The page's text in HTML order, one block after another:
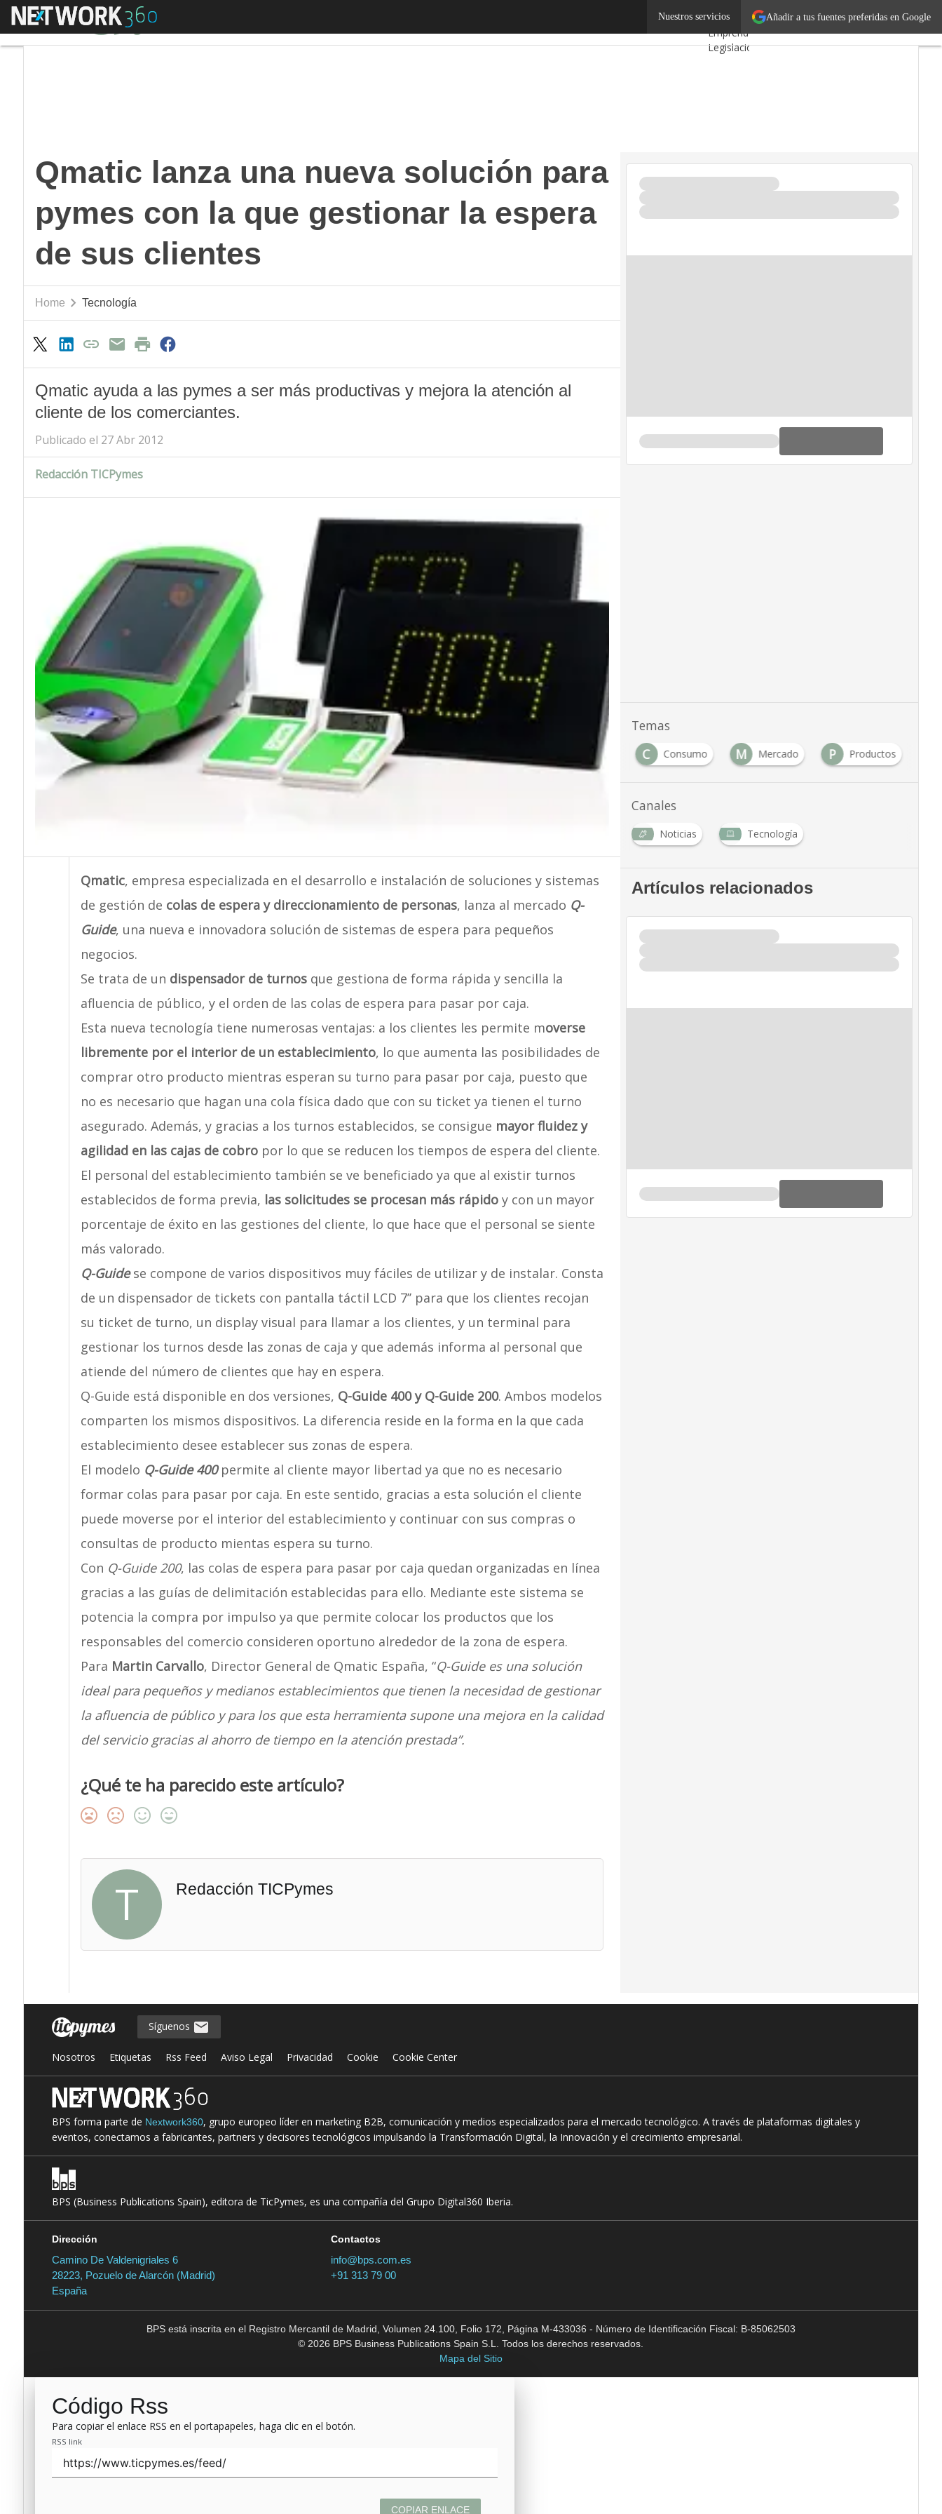
Añadir a tus fuentes preferidas en Google
Nuestros servicios
Menú Qmatic lanza una nueva solución para pymes con la que gestionar la espera de sus clientesAutónomos
Emprendedores
Legislación
Qmatic lanza una nueva solución para
pymes con la que gestionar la espera
de sus clientes
Home Tecnología
Qmatic ayuda a las pymes a ser más productivas y mejora la atención al
cliente de los comerciantes.
Publicado el 27 Abr 2012
Redacción TICPymes
Qmatic, empresa especializada en el desarrollo e instalación de soluciones y sistemas
de gestión de colas de espera y direccionamiento de personas, lanza al mercado Q-
Guide, una nueva e innovadora solución de sistemas de espera para pequeños
negocios.
Se trata de un dispensador de turnosque gestiona de forma rápida y sencilla la
afluencia de público, y el orden de las colas de espera para pasar por caja.
Esta nueva tecnología tiene numerosas ventajas: a los clientes les permite moverse
libremente por el interior de un establecimiento, lo que aumenta las posibilidades de
comprar otro producto mientras esperan su turno para pasar por caja, puesto que
no es necesario que hagan una cola física dado que con su ticket ya tienen el turno
asegurado. Además, y gracias a los turnos establecidos, se consigue mayor fluidez y
agilidad en las cajas de cobropor lo que se reducen los tiempos de espera del cliente.
El personal del establecimiento también se ve beneficiado ya que al existir turnos
establecidos de forma previa, las solicitudes se procesan más rápidoy con un mayor
porcentaje de éxito en las gestiones del cliente, lo que hace que el personal se siente
más valorado.
Q-Guidese compone de varios dispositivos muy fáciles de utilizar y de instalar. Consta
de un dispensador de tickets con pantalla táctil LCD 7’’ para que los clientes recojan
su ticket de turno, un display visual para llamar a los clientes, y un terminal para
gestionar los turnos desde las zonas de caja y que además informa al personal que
atiende del número de clientes que hay en espera.
Q-Guide está disponible en dos versiones, Q-Guide 400 y Q-Guide 200. Ambos modelos
comparten los mismos dispositivos. La diferencia reside en la forma en la que cada
establecimiento desee establecer sus zonas de espera.
El modelo Q-Guide 400permite al cliente mayor libertad ya que no es necesario
formar colas para pasar por caja. En este sentido, gracias a esta solución el cliente
puede moverse por el interior del establecimiento y continuar con sus compras o
consultas de producto mientas espera su turno.
Con Q-Guide 200, las colas de espera para pasar por caja quedan organizadas en línea
gracias a las guías de delimitación establecidas para ello. Mediante este sistema se
potencia la compra por impulso ya que permite colocar los productos que los
responsables del comercio consideren oportuno alrededor de la zona de espera.
Para Martin Carvallo, Director General de Qmatic España, “Q-Guide es una solución
ideal para pequeños y medianos establecimientos que tienen la necesidad de gestionar
la afluencia de público y para los que esta herramienta supone una mejora en la calidad
del servicio gracias al ahorro de tiempo en la atención prestada”.
¿Qué te ha parecido este artículo?
T Redacción TICPymes
Temas
Comercio C Consumo M Mercado P Productos
Canales
Noticias Tecnología
Artículos relacionados
Síguenos
Nosotros Etiquetas Rss Feed Aviso Legal Privacidad Cookie Cookie Center
BPS forma parte de Nextwork360, grupo europeo líder en marketing B2B, comunicación y medios especializados para el mercado tecnológico. A través de plataformas digitales y
eventos, conectamos a fabricantes, partners y decisores tecnológicos impulsando la Transformación Digital, la Innovación y el crecimiento empresarial.
BPS (Business Publications Spain), editora de TicPymes, es una compañía del Grupo Digital360 Iberia.
Dirección
Camino De Valdenigriales 6
28223, Pozuelo de Alarcón (Madrid)
España
Contactos
info@bps.com.es
+91 313 79 00
BPS está inscrita en el Registro Mercantil de Madrid, Volumen 24.100, Folio 172, Página M-433036 - Número de Identificación Fiscal: B-85062503
© 2026 BPS Business Publications Spain S.L. Todos los derechos reservados.
Mapa del Sitio
Código Rss
Para copiar el enlace RSS en el portapapeles, haga clic en el botón.
RSS link
COPIAR ENLACE